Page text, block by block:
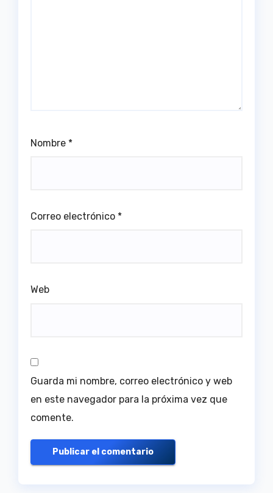
Nombre *
Correo electrónico *
Web
Guarda mi nombre, correo electrónico y web
en este navegador para la próxima vez que
comente.